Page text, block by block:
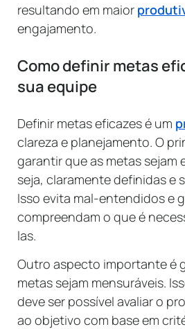
resultando em maior
engajamento.
Como definir metas
sua equipe
Definir metas eficazes é um
clareza e planejamento. O
garantir que as metas sejam
seja, claramente definidas e
Isso evita mal-entendidos e
compreendam o que é
las.
Outro aspecto importante é
metas sejam mensuráveis.
deve ser possível avaliar o
ao objetivo com base em